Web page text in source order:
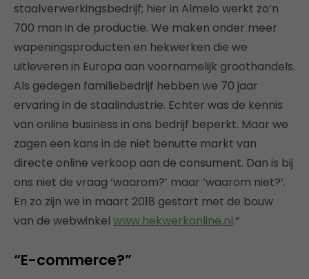
staalverwerkingsbedrijf; hier in Almelo werkt zo’n
700 man in de productie. We maken onder meer
wapeningsproducten en hekwerken die we
uitleveren in Europa aan voornamelijk groothandels.
Als gedegen familiebedrijf hebben we 70 jaar
ervaring in de staalindustrie. Echter was de kennis
van online business in ons bedrijf beperkt. Maar we
zagen een kans in de niet benutte markt van
directe online verkoop aan de consument. Dan is bij
ons niet de vraag ‘waarom?’ maar ‘waarom niet?’.
En zo zijn we in maart 2018 gestart met de bouw
van de webwinkel www.hekwerkonline.nl.”
“E-commerce?”